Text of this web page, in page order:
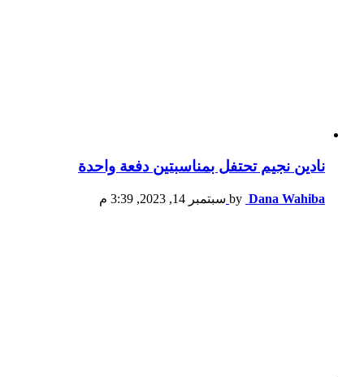
نادين نجيم تحتفل بمناسبتين دفعة واحدة
by Dana Wahiba سبتمبر 14, 2023, 3:39 م